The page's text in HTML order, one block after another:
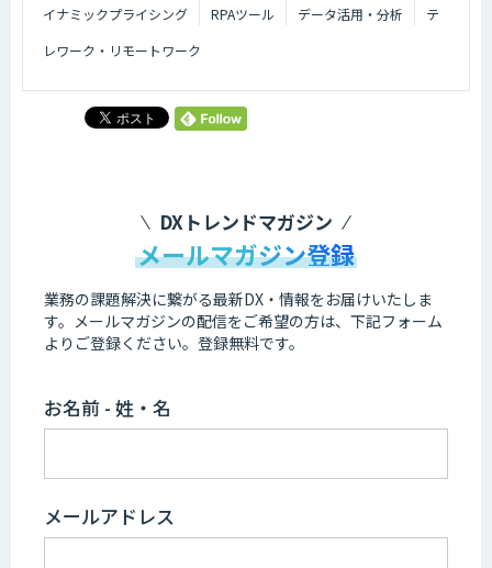
イナミックプライシング
RPAツール データ活用・分析
テ
レワーク・リモートワーク
DXトレンドマガジン
メールマガジン登録
業務の課題解決に繋がる最新DX・情報をお届けいたしま
す。 メールマガジンの配信をご希望の方は、下記フォーム
よりご登録ください。登録無料です。
お名前 - 姓・名
メールアドレス